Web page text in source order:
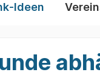
Ideen